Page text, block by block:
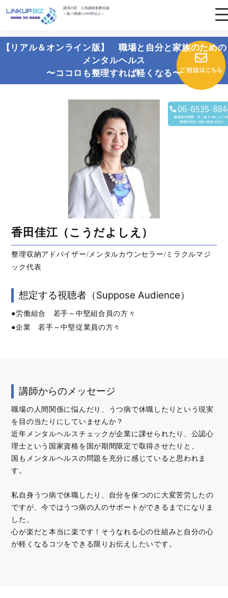
講演の匠 人気講師多数在籍
～延べ実績5,000件以上～
【リアル＆オンライン版】 職場と自分と家族のための
メンタルヘルス
〜ココロも整理すれば軽くなる〜
香田佳江（こうだよしえ）
整理収納アドバイザー/メンタルカウンセラー/ミラクルマジ
ック代表
想定する視聴者（Suppose Audience）
●労働組合 若手～中堅組合員の方々
●企業 若手～中堅従業員の方々
講師からのメッセージ
職場の人間関係に悩んだり、うつ病で休職したりという現実
を目の当たりにしていませんか？
近年メンタルヘルスチェックが企業に課せられたり、公認心
理士という国家資格を国が期間限定で取得させたりと、
国もメンタルヘルスの問題を充分に感じていると思われま
す。
私自身うつ病で休職したり、自分を保つのに大変苦労したの
ですが、今ではうつ病の人のサポートができるまでになりま
した。
心が楽だと本当に楽です！そうなれる心の仕組みと自分の心
が軽くなるコツをできる限りお伝えしたいです。